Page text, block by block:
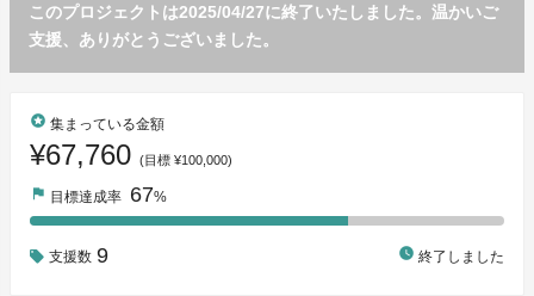
このプロジェクトは2025/04/27に終了いたしました。温かいご
支援、ありがとうございました。
stars 集まっている金額
¥67,760 (目標 ¥100,000)
flag 目標達成率 67%
支援数 9 watch_later 終了しました